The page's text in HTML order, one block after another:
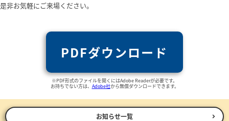
是非お気軽にご来場ください。
PDFダウンロード
※PDF形式のファイルを開くにはAdobe Readerが必要です。
お持ちでない方は、 Adobe社から無償ダウンロードできます。
お知らせ一覧